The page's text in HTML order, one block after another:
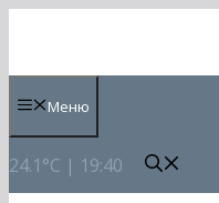
Меню
24.1°C | 19:40